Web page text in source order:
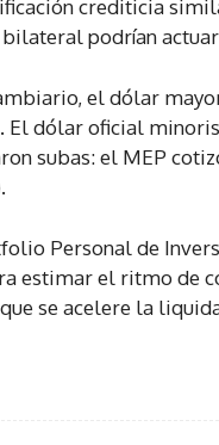
crediticia
podrían
el dólar
dólar oficial
subas: el MEP
Personal de
estimar el ritmo de
se acelere la